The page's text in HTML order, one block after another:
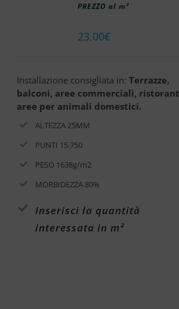
PREZZO al m²
23,00€
Installazione consigliata in:Terrazze,
balconi, aree commerciali,
aree per animali domestici.
ALTEZZA 25MM
PUNTI 15.750
PESO 1638g/m2
MORBIDEZZA 80%
Inserisci la quantità
interessata in m²